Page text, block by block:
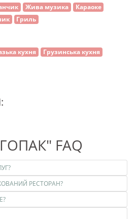
Жива музика
Караоке
Гриль
кухня Грузинська кухня
FAQ
РЕСТОРАН?